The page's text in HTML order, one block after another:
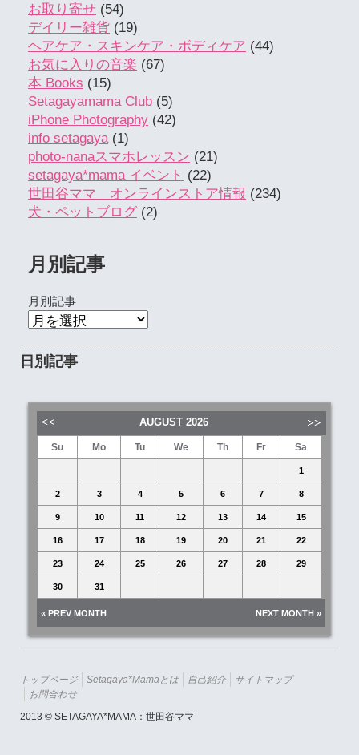
お取り寄せ (54)
デイリー雑貨 (19)
ヘアケア・スキンケア・ボディケア (44)
お気に入りの音楽 (67)
本 Books (15)
Setagayamama Club (5)
iPhone Photography (42)
info setagaya (1)
photo-nanaスマホレッスン (21)
setagaya*mama イベント (22)
世田谷ママ オンラインストア情報 (234)
犬・ペットブログ (2)
月別記事
月別記事
日別記事
AUGUST 2026
Su Mo Tu We Th Fr Sa
1
2 3 4 5 6 7 8
9 10 11 12 13 14 15
16 17 18 19 20 21 22
23 24 25 26 27 28 29
30 31
« PREV MONTH NEXT MONTH »
トップページ Setagaya*mamaとは 自己紹介
サイトマップ
お問合わせ
2013 © SETAGAYA*MAMA：世田谷ママ